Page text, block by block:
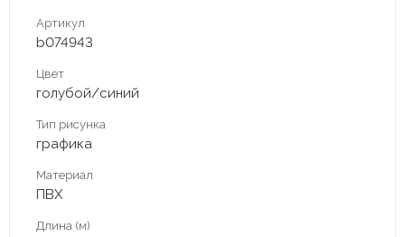
Артикул
b074943
Цвет
голубой/синий
Тип рисунка
графика
Материал
ПВХ
Длина (м)